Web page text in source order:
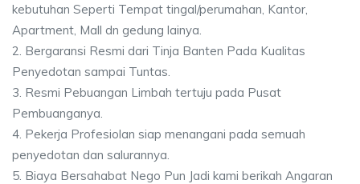
kebutuhan Seperti Tempat tingal/perumahan, Kantor,
Apartment, Mall dn gedung lainya.
2. Bergaransi Resmi dari Tinja Banten Pada Kualitas
Penyedotan sampai Tuntas.
3. Resmi Pebuangan Limbah tertuju pada Pusat
Pembuanganya.
4. Pekerja Profesiolan siap menangani pada semuah
penyedotan dan salurannya.
5. Biaya Bersahabat Nego Pun Jadi kami berikah Angaran